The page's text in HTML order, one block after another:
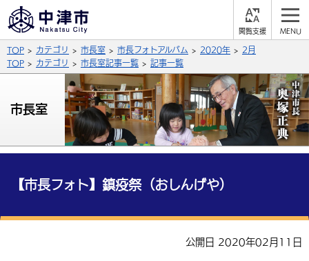
支
背景色
青 白
文字の大きさ
拡大 標準 縮小
公式SNS
X (Twitter) YouTube
サイト内検索
総合メニュー
保険・年金
TOP カテゴリ 市長室 市長フォトアルバム 2020年
2月
TOP
カテゴリ 市長室記事一覧 記事一覧
市長室
【市長フォト】鎮疫祭（おしんげや）
公開日 2020年02月11日